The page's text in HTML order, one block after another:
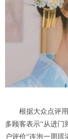
根据大众点评用
多顾客表示“从进门
户评价“连泡一周瑶